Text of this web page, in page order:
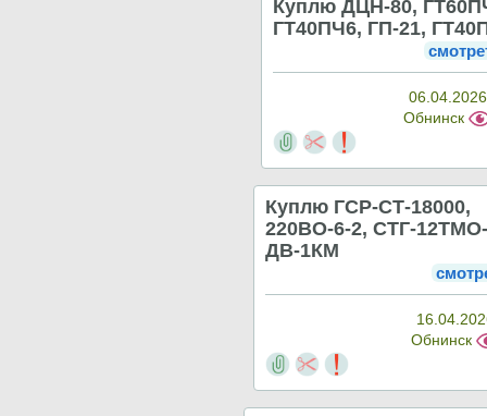
Куплю ДЦН-80,
ГТ40ПЧ6, ГП-21,
Обнинск
Куплю ГСР-СТ-18000,
220ВО-6-2, СТГ-
ДВ-1КМ
Обнинск